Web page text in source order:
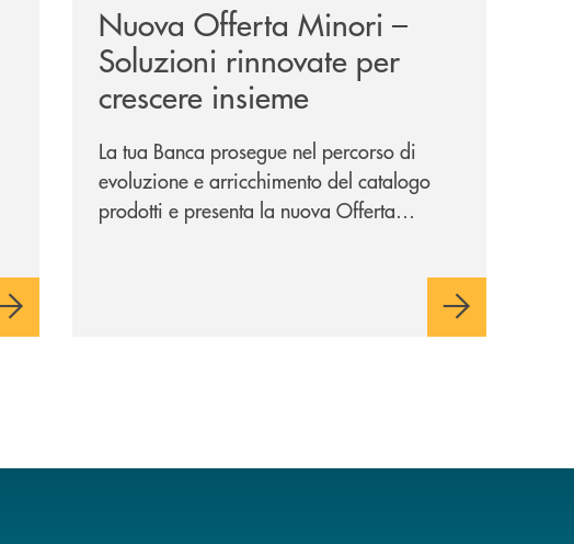
Nuova Offerta Minori –
Soluzioni rinnovate per
crescere insieme
La tua Banca prosegue nel percorso di
evoluzione e arricchimento del catalogo
prodotti e presenta la nuova Offerta